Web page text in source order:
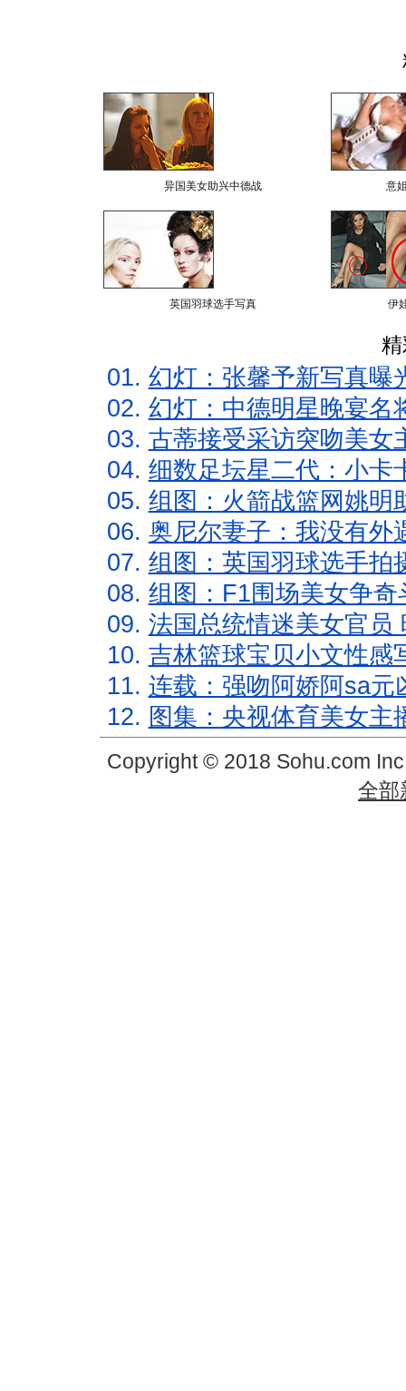
异国美女助兴中德战 意
英国羽球选手写真 伊
01. 幻灯：张馨予新写真曝
02. 幻灯：中德明星晚宴名
03. 古蒂接受采访突吻美女
04. 细数足坛星二代：小卡
05. 组图：火箭战篮网姚明
06. 奥尼尔妻子：我没有外
07. 组图：英国羽球选手拍
08. 组图：F1围场美女争
09. 法国总统情迷美女官员
10. 吉林篮球宝贝小文性感
11. 连载：强吻阿娇阿sa元
12. 图集：央视体育美女主
Copyright © 2018 Sohu.com
全部